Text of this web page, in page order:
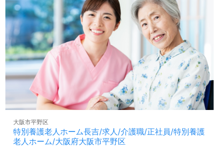
看護助手や介護職経験のある方をお迎えします。介護老人
保健施設での勤務経験は問いません。幅広い年代層の方が
活躍中！手厚いOJT/研修制度、資格支援制度、風通し良い
職場環境も嬉しいポイント！『ご利用者様の想いに寄り添
いたい、資格/経験を活かしたい』『老健で働きたい、専門
性を高めたい』『働きがいを感じながら仕事をしたい』
『施設形態や環境を変えて仕事をしたい』等の方も大歓迎
です。募集詳細等、担当コンサルタントよりご案内しま
す。お問い合わせも遠慮なくお願いします。
医療/福祉業界の正社員/パート求人探しは【ウィルオブ介
LINE、メール、お電話などご希望に応じてお問い合わせ/ご
相談可能です。転職相談、求人紹介、年収交渉など完全無
料サービスをご利用いただけます。＜非公開求人も取扱い
特別養護老人ホーム長吉/求人/介護職/正社員/特別養護
老人ホーム/大阪府大阪市平野区
大阪市平野区